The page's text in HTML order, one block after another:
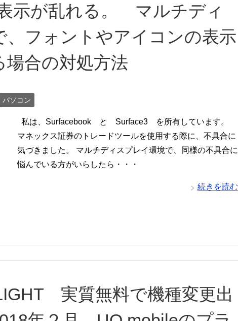
示が乱れる。 マルチディ
、フォントやアイコンの表示
場合の対処方法
パソコン
私は、Surfacebook と Surface3 を所有しています。
マネックス証券のトレードツールを使用する際に、不具合に
気づきました。 マルチディスプレイ環境で、同様の不具合に
悩んでいる方がいらしたら・・・
続きを読む
実質無料で機種変更出